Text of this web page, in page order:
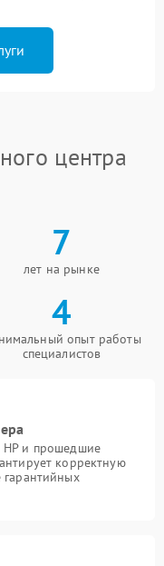
центра
7
лет на рынке
4
опыт работы
специалистов
HP и прошедшие
корректную
гарантийных